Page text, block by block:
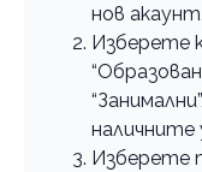
нов
Изберете
наличните
Изберете